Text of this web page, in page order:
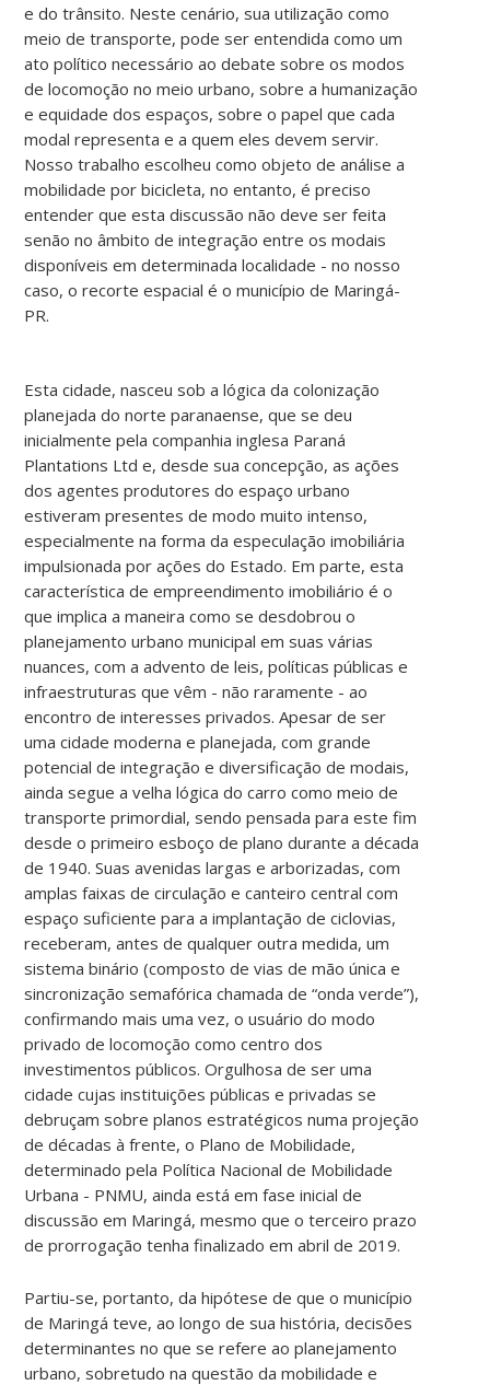
e do trânsito. Neste cenário, sua utilização como
meio de transporte, pode ser entendida como um
ato político necessário ao debate sobre os modos
de locomoção no meio urbano, sobre a humanização
e equidade dos espaços, sobre o papel que cada
modal representa e a quem eles devem servir.
Nosso trabalho escolheu como objeto de análise a
mobilidade por bicicleta, no entanto, é preciso
entender que esta discussão não deve ser feita
senão no âmbito de integração entre os modais
disponíveis em determinada localidade - no nosso
caso, o recorte espacial é o município de Maringá-
PR.
Esta cidade, nasceu sob a lógica da colonização
planejada do norte paranaense, que se deu
inicialmente pela companhia inglesa Paraná
Plantations Ltd e, desde sua concepção, as ações
dos agentes produtores do espaço urbano
estiveram presentes de modo muito intenso,
especialmente na forma da especulação imobiliária
impulsionada por ações do Estado. Em parte, esta
característica de empreendimento imobiliário é o
que implica a maneira como se desdobrou o
planejamento urbano municipal em suas várias
nuances, com a advento de leis, políticas públicas e
infraestruturas que vêm - não raramente - ao
encontro de interesses privados. Apesar de ser
uma cidade moderna e planejada, com grande
potencial de integração e diversificação de modais,
ainda segue a velha lógica do carro como meio de
transporte primordial, sendo pensada para este fim
desde o primeiro esboço de plano durante a década
de 1940. Suas avenidas largas e arborizadas, com
amplas faixas de circulação e canteiro central com
espaço suficiente para a implantação de ciclovias,
receberam, antes de qualquer outra medida, um
sistema binário (composto de vias de mão única e
sincronização semafórica chamada de “onda verde”),
confirmando mais uma vez, o usuário do modo
privado de locomoção como centro dos
investimentos públicos. Orgulhosa de ser uma
cidade cujas instituições públicas e privadas se
debruçam sobre planos estratégicos numa projeção
de décadas à frente, o Plano de Mobilidade,
determinado pela Política Nacional de Mobilidade
Urbana - PNMU, ainda está em fase inicial de
discussão em Maringá, mesmo que o terceiro prazo
de prorrogação tenha finalizado em abril de 2019.
Partiu-se, portanto, da hipótese de que o município
de Maringá teve, ao longo de sua história, decisões
determinantes no que se refere ao planejamento
urbano, sobretudo na questão da mobilidade e